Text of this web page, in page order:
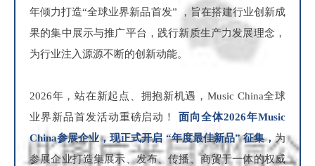
年倾力打造“全球业界新品首发” ，旨在搭建行业创新成
果的集中展示与推广平台，践行新质生产力发展理念，
为行业注入源源不断的创新动能。
2026年，站在新起点、拥抱新机遇，Music China全球
业界新品首发活动重磅启动！面向全体2026年Music
China参展企业，现正式开启 “年度最佳新品” 征集， 为
参展企业打造集展示、发布、传播、商贸于一体的权威